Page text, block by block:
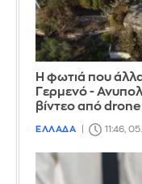
Η φωτιά που
Γερμενό -
βίντεο από drone
ΕΛΛΑΔΑ 11:46,